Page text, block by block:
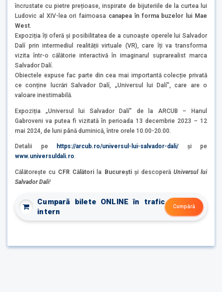
încrustate cu pietre prețioase, inspirate de bijuteriile de la curtea lui
Ludovic al XIV-lea ori faimoasa canapea în forma buzelor lui Mae
West.
Expoziția îți oferă și posibilitatea de a cunoaște operele lui Salvador
Dalí prin intermediul realității virtuale (VR), care îți va transforma
vizita într-o călătorie interactivă în imaginarul suprarealist marca
Salvador Dalí.
Obiectele expuse fac parte din cea mai importantă colecție privată
ce conține lucrări Salvador Dalí, „Universul lui Dalí”, care are o
valoare inestimabilă.
Expoziția „Universul lui Salvador Dalí” de la ARCUB – Hanul
Gabroveni va putea fi vizitată în perioada 13 decembrie 2023 – 12
mai 2024, de luni până duminică, între orele 10.00-20.00.
Detalii pe https://arcub.ro/universul-lui-salvador-dali/
și pe
www.universuldali.ro.
Călătorește cu CFR Călători la Bucureștiși descoperă Universul lui
Salvador Dali!
Cumpară bilete ONLINE în trafic
intern
Cumpără